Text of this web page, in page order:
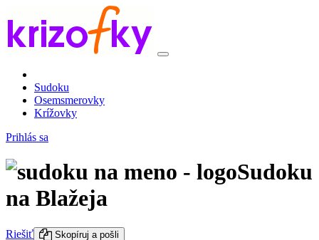
Sudoku
Osemsmerovky
Krížovky
Prihlás sa
Sudoku
na Blažeja
Riešiť Skopíruj a pošli